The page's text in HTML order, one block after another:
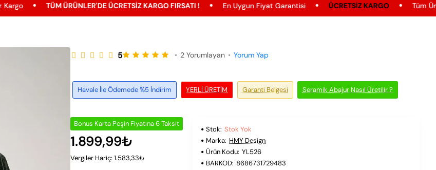
TÜM ÜRÜNLER'DE ÜCRETSIZ KARGO FIRSATI ! En Uygun Fiyat Garantisi ÜCRETSIZ KARGO Tüm Ürünler'de
YERLI ÜRETIM
Havale İle Ödemede %5 İndirim Seramik Abajur Nasıl Üretilir ?
Garanti Belgesi
5 • 2 Yorumlayan • Yorum Yap
Bonus Karta Peşin Fiyatına 6 Taksit
1.899,99₺
Vergiler Hariç: 1.583,33₺
Stok: Stok Yok
Marka: HMY Design
Ürün Kodu: YL526
BARKOD: 8686731729483